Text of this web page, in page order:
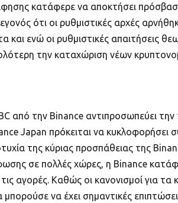
κατάφερε να αποκτήσει
ότι οι ρυθμιστικές αρχές
και ενώ οι ρυθμιστικές απαιτήσεις
την καταχώριση νέων
από την Binance αντιπροσωπεύει την
Japan πρόκειται να κυκλοφορήσει
της κύριας προσπάθειας της
σε πολλές χώρες, η Binance
αγορές. Καθώς οι κανονισμοί για
να έχει σημαντικές